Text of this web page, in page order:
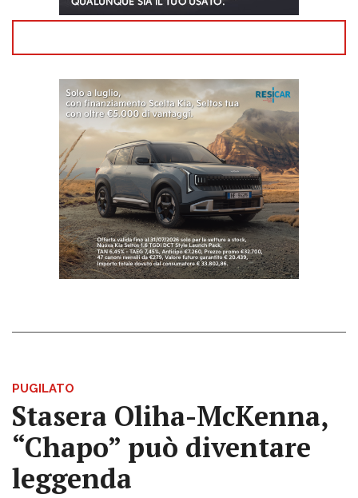
PUGILATO
Stasera Oliha-McKenna,
“Chapo” può diventare
leggenda